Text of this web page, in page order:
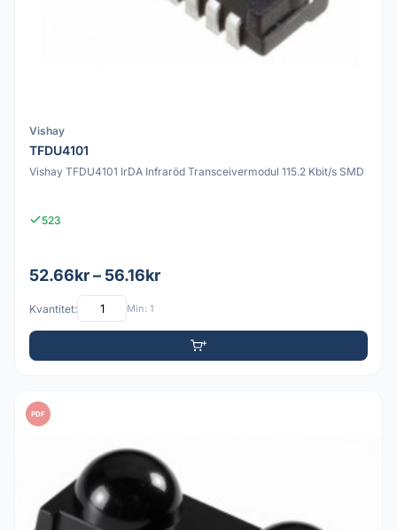
Vishay
TFDU4101
Vishay TFDU4101 IrDA Infraröd Transceivermodul 115.2 Kbit/s SMD
523
52.66kr – 56.16kr
Kvantitet: Min: 1
PDF